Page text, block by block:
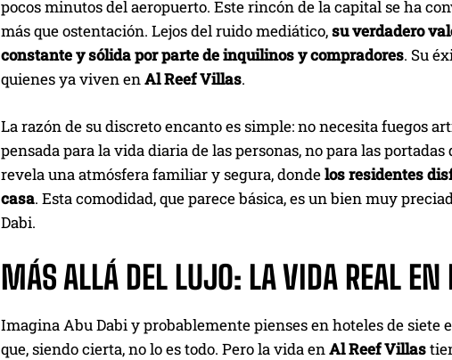
pocos minutos del aeropuerto. Este rincón de la capital se ha
más que ostentación. Lejos del ruido mediático,su verdadero
constante y sólida por parte de inquilinos y compradores. Su
quienes ya viven enAl Reef Villas.
La razón de su discreto encanto es simple: no necesita fuegos
pensada para la vida diaria de las personas, no para las
revela una atmósfera familiar y segura, dondelos residentes
casa. Esta comodidad, que parece básica, es un bien muy
Dabi.
MÁS ALLÁ DEL LUJO: LA VIDA REAL EN
Imagina Abu Dabi y probablemente pienses en hoteles de
que, siendo cierta, no lo es todo. Pero la vida enAl Reef Villas